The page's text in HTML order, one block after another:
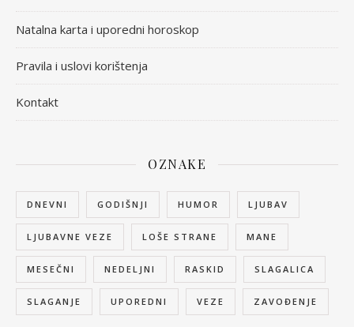
Natalna karta i uporedni horoskop
Pravila i uslovi korištenja
Kontakt
OZNAKE
DNEVNI GODIŠNJI HUMOR LJUBAV
LJUBAVNE VEZE LOŠE STRANE MANE
MESEČNI NEDELJNI RASKID SLAGALICA
SLAGANJE UPOREDNI VEZE ZAVOĐENJE